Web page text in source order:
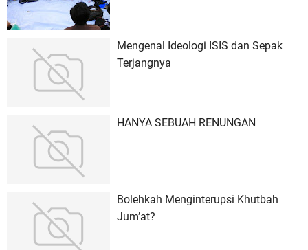
Mengenal Ideologi ISIS dan Sepak
Terjangnya
HANYA SEBUAH RENUNGAN
Bolehkah Menginterupsi Khutbah
Jum’at?